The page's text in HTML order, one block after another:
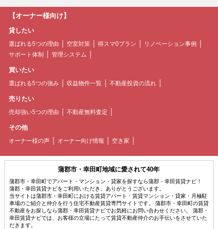
【オーナー様向け】
貸したい
選ばれる5つの理由 空室対策 得スマ0プラン
リノベーション事例
サポート体制
管理システム
買いたい
選ばれる5つの強み 収益物件一覧 不動産投資の流れ
売りたい
売却強い5つの理由 不動産無料査定
その他
オーナー様の声 オーナー向け情報 空き家
蒲郡市・幸田町地域に愛されて40年
蒲郡市・幸田町でアパート・マンション・貸家を探すなら蒲郡・幸田賃貸ナビ！
蒲郡・幸田賃貸ナビをご利用いただき、ありがとうございます。
当サイトは蒲郡市・幸田町における賃貸アパート・賃貸マンション・貸家・月極駐
車場のご紹介と仲介を行う住宅不動産賃貸専門サイトです。 蒲郡市・幸田町の賃貸
不動産をお探しなら蒲郡・幸田賃貸ナビでお気軽にお問い合わせください。 蒲郡・
幸田賃貸ナビでは、お客様の立場にたって賃貸不動産仲介のお手伝いをさせていた
だきます。